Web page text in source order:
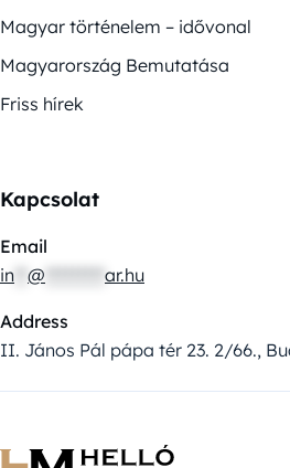
Magyar történelem – idővonal
Magyarország Bemutatása
Friss hírek
Kapcsolat
Email
in @ ar.hu
Address
II. János Pál pápa tér 23. 2/66.,